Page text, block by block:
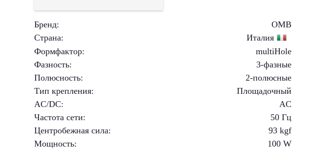
Бренд:
OMB
Страна:
Италия
Формфактор:
multiHole
Фазность:
3-фазные
Полюсность:
2-полюсные
Тип крепления:
Площадочный
AC/DC:
AC
Частота сети:
50 Гц
Центробежная сила: 93 kgf
Мощность: 100 W